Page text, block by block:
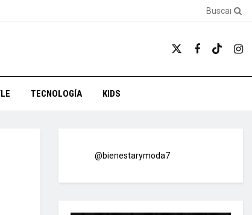
TECNOLOGÍA KIDS
@bienestarymoda7